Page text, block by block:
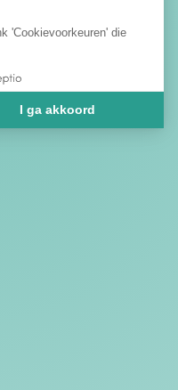
'Cookievoorkeuren' die
I ga akkoord